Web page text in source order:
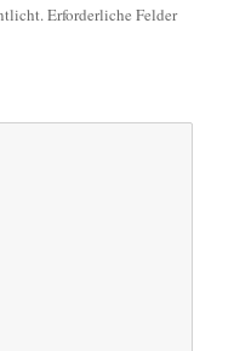
Erforderliche Felder